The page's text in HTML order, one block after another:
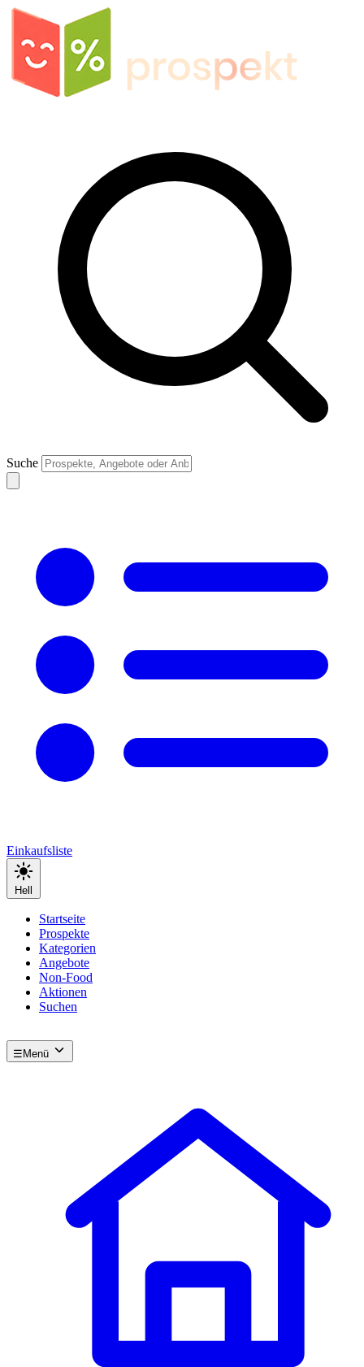
Suche
Einkaufsliste
Hell
Startseite
Prospekte
Kategorien
Angebote
Non-Food
Aktionen
Suchen
☰ Menü